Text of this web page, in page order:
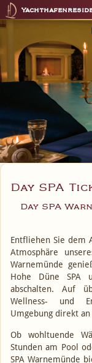
Day SPA
Day SPA
Entfliehen Sie dem
Atmosphäre
Warnemünde
Hohe Düne SPA
abschalten. Auf
Wellness- und
Umgebung direkt an
Ob wohltuende
Stunden am Pool
SPA Warnemünde